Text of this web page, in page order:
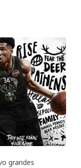
grandes